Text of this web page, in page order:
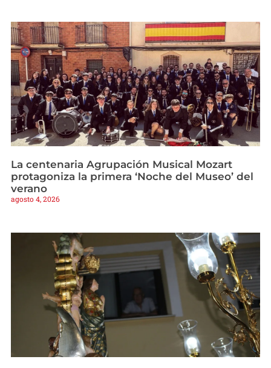
La centenaria Agrupación Musical Mozart
protagoniza la primera ‘Noche del Museo’ del
verano
agosto 4, 2026